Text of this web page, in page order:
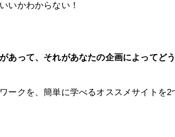
いかわからない！
あって、それがあなたの企画によってど
ークを、簡単に学べるオススメサイトを2